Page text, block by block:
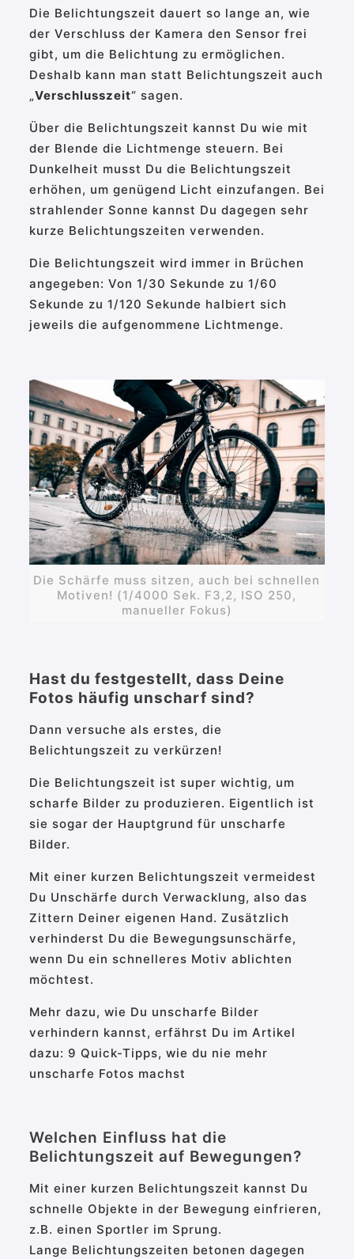
Die Belichtungszeit dauert so lange an, wie
der Verschluss der Kamera den Sensor frei
gibt, um die Belichtung zu ermöglichen.
Deshalb kann man statt Belichtungszeit auch
„Verschlusszeit“ sagen.
Über die Belichtungszeit kannst Du wie mit
der Blende die Lichtmenge steuern. Bei
Dunkelheit musst Du die Belichtungszeit
erhöhen, um genügend Licht einzufangen. Bei
strahlender Sonne kannst Du dagegen sehr
kurze Belichtungszeiten verwenden.
Die Belichtungszeit wird immer in Brüchen
angegeben: Von 1/30 Sekunde zu 1/60
Sekunde zu 1/120 Sekunde halbiert sich
jeweils die aufgenommene Lichtmenge.
Die Schärfe muss sitzen, auch bei schnellen
Motiven! (1/4000 Sek. F3,2, ISO 250,
manueller Fokus)
Hast du festgestellt, dass Deine
Fotos häufig unscharf sind?
Dann versuche als erstes, die
Belichtungszeit zu verkürzen!
Die Belichtungszeit ist super wichtig, um
scharfe Bilder zu produzieren. Eigentlich ist
sie sogar der Hauptgrund für unscharfe
Bilder.
Mit einer kurzen Belichtungszeit vermeidest
Du Unschärfe durch Verwacklung, also das
Zittern Deiner eigenen Hand. Zusätzlich
verhinderst Du die Bewegungsunschärfe,
wenn Du ein schnelleres Motiv ablichten
möchtest.
Mehr dazu, wie Du unscharfe Bilder
verhindern kannst, erfährst Du im Artikel
dazu: 9 Quick-Tipps, wie du nie mehr
unscharfe Fotos machst
Welchen Einfluss hat die
Belichtungszeit auf Bewegungen?
Mit einer kurzen Belichtungszeit kannst Du
schnelle Objekte in der Bewegung einfrieren,
z.B. einen Sportler im Sprung.
Lange Belichtungszeiten betonen dagegen